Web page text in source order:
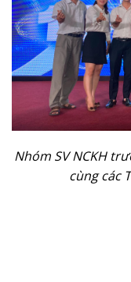
Nhóm SV NCKH
cùng các